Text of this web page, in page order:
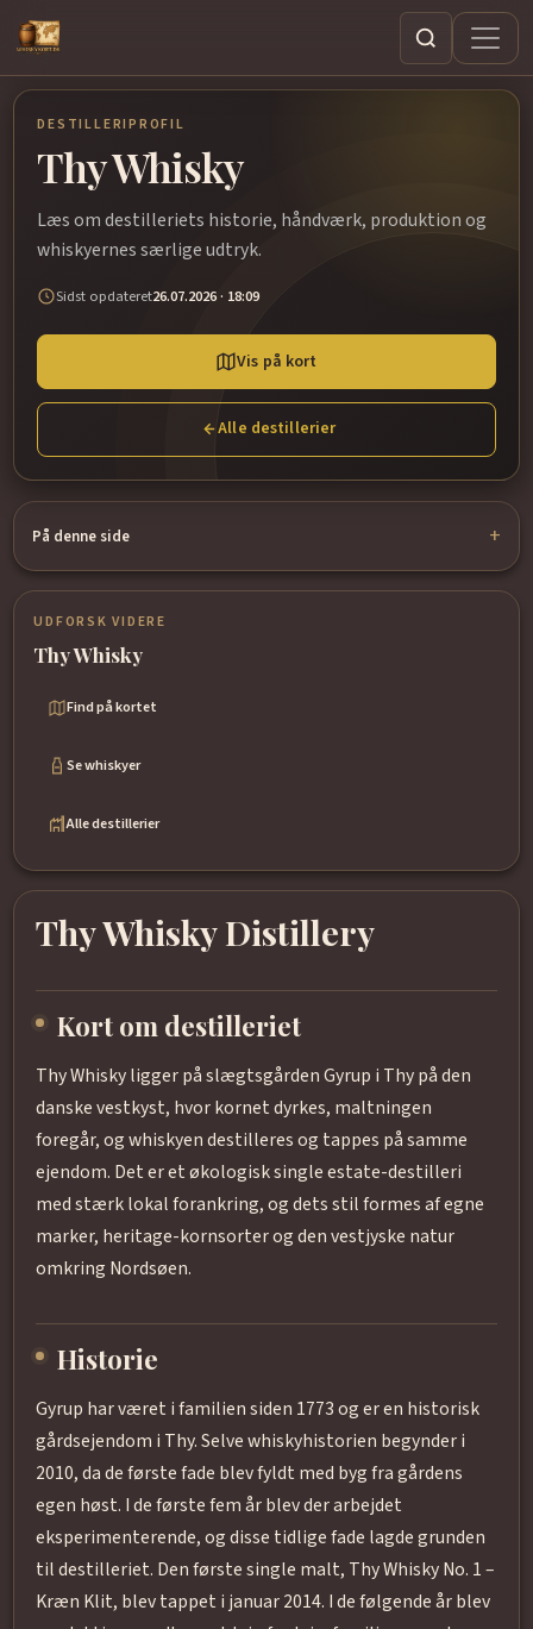
Søg
DESTILLERIPROFIL
Thy Whisky
Læs om destilleriets historie, håndværk, produktion og
whiskyernes særlige udtryk.
Sidst opdateret26.07.2026 · 18:09
Vis på kort
Alle destillerier
På denne side
UDFORSK VIDERE
Thy Whisky
Find på kortet
Se whiskyer
Alle destillerier
Thy Whisky Distillery
Kort om destilleriet
Thy Whisky ligger på slægtsgården Gyrup i Thy på den
danske vestkyst, hvor kornet dyrkes, maltningen
foregår, og whiskyen destilleres og tappes på samme
ejendom. Det er et økologisk single estate-destilleri
med stærk lokal forankring, og dets stil formes af egne
marker, heritage-kornsorter og den vestjyske natur
omkring Nordsøen.
Historie
Gyrup har været i familien siden 1773 og er en historisk
gårdsejendom i Thy. Selve whiskyhistorien begynder i
2010, da de første fade blev fyldt med byg fra gårdens
egen høst. I de første fem år blev der arbejdet
eksperimenterende, og disse tidlige fade lagde grunden
til destilleriet. Den første single malt, Thy Whisky No. 1 –
Kræn Klit, blev tappet i januar 2014. I de følgende år blev